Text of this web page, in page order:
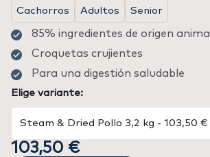
Cachorros Adultos Senior
85% ingredientes de origen animal
Croquetas crujientes
Para una digestión saludable
Elige variante:
103,50 €